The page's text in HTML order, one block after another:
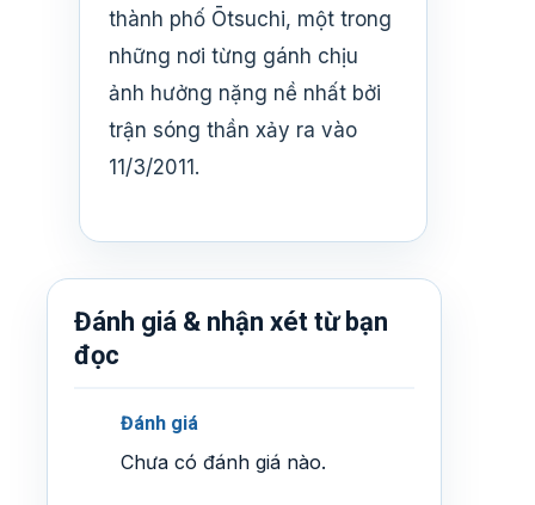
thành phố Ōtsuchi, một trong
những nơi từng gánh chịu
ảnh hưởng nặng nề nhất bởi
trận sóng thần xảy ra vào
11/3/2011.
Đánh giá & nhận xét từ bạn
đọc
Đánh giá
Chưa có đánh giá nào.